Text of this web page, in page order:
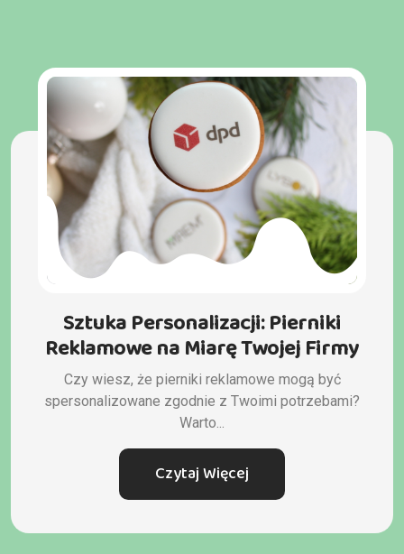
Sztuka Personalizacji: Pierniki
Reklamowe na Miarę Twojej Firmy
Czy wiesz, że pierniki reklamowe mogą być
spersonalizowane zgodnie z Twoimi potrzebami?
Warto...
Czytaj Więcej